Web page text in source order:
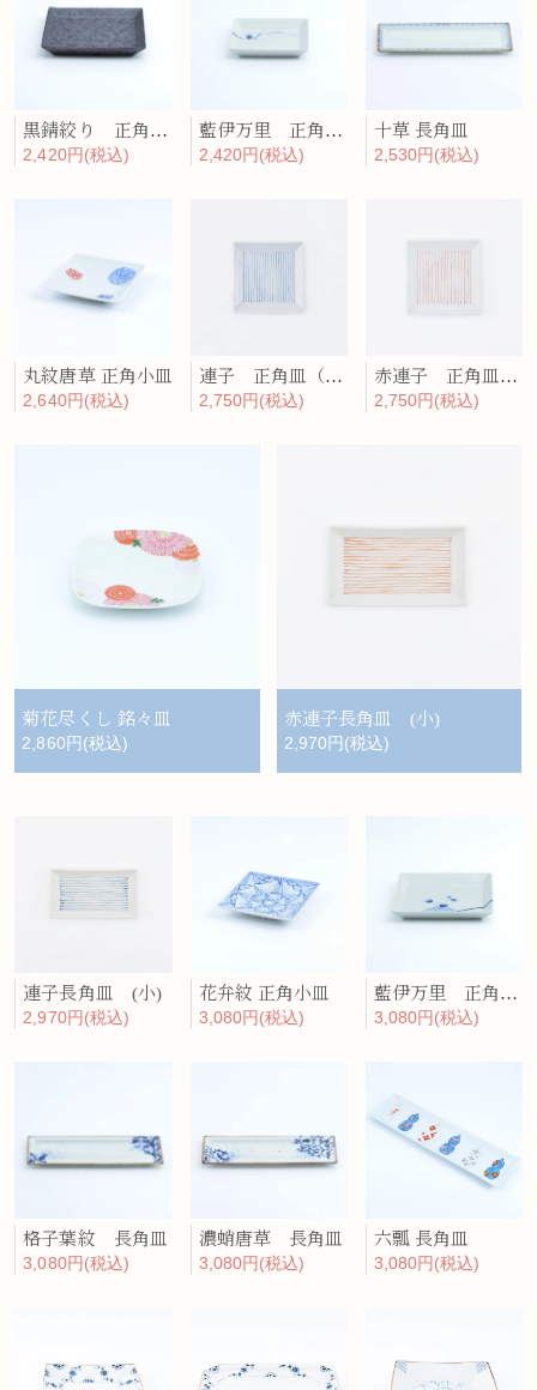
黒錆絞り 正角プレート（中）
2,420円(税込)
藍伊万里 正角プレート（小）
2,420円(税込)
十草 長角皿
2,530円(税込)
丸紋唐草 正角小皿
2,640円(税込)
連子 正角皿（中）
2,750円(税込)
赤連子 正角皿（中）
2,750円(税込)
菊花尽くし 銘々皿
2,860円(税込)
赤連子長角皿 (小)
2,970円(税込)
連子長角皿 (小)
2,970円(税込)
花弁紋 正角小皿
3,080円(税込)
藍伊万里 正角プレート（中）
3,080円(税込)
格子葉紋 長角皿
3,080円(税込)
濃蛸唐草 長角皿
3,080円(税込)
六瓢 長角皿
3,080円(税込)